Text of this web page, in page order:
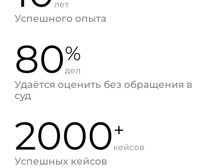
лет
Успешного опыта
80%
дел
Удаётся оценить без обращения в
суд
2000+
кейсов
Успешных кейсов